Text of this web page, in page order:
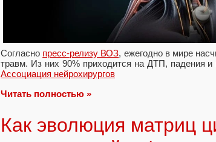
Согласно пресс-релизу ВОЗ, ежегодно в мире
травм. Из них 90% приходится на ДТП, падения
Ассоциация нейрохирургов
Читать полностью »
Как эволюция матриц